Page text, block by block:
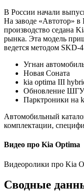
В России начали
На заводе «Автотор» в
производство седана
рынка. Эта модель
ведется методом SKD-
Угнан
Новая Соната
kia optima III
Обновление ШГУ
Парктроники на
Автомобильный
комплектации,
Видео про Kia Optima
Видеоролики про Kia
Сводные